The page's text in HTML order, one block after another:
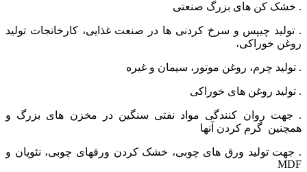
. خشک کن های بزرگ صنعتی
. تولید چیپس و سرخ کردنی ها در صنعت غذایی، کارخانجات تولید
روغن خوراکی،
. تولید چرم، روغن موتور، سیمان و غیره
. تولید روغن های خوراکی
. جهت روان کنندگی مواد نفتی سنگین در مخزن های بزرگ و
همچنین گرم کردن آنها
. جهت تولید ورق های چوبی، خشک کردن ورقهای چوبی، نئوپان و
MDF